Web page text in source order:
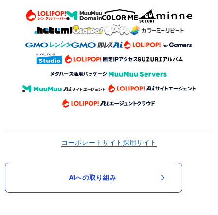
コーポレートサイト採用サイト
AIへの取り組み